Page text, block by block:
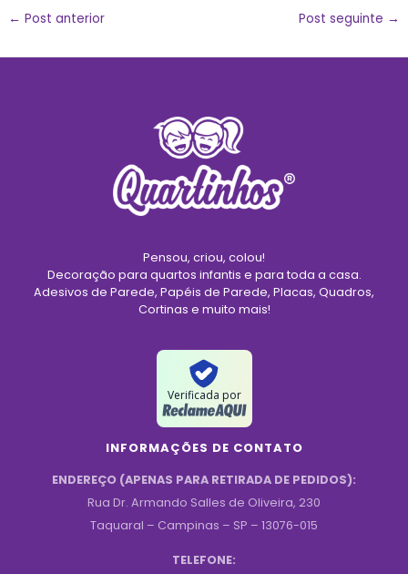
← Post anterior Post seguinte →
Pensou, criou, colou!
Decoração para quartos infantis e para toda a casa.
Adesivos de Parede, Papéis de Parede, Placas, Quadros,
Cortinas e muito mais!
Verificada por
INFORMAÇÕES DE CONTATO
ENDEREÇO (APENAS PARA RETIRADA DE PEDIDOS):
Rua Dr. Armando Salles de Oliveira, 230
Taquaral – Campinas – SP – 13076-015
TELEFONE: